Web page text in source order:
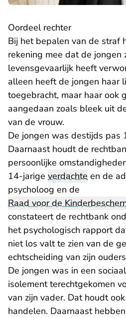
Oordeel rechter
Bij het bepalen van de straf
rekening mee dat de jongen
levensgevaarlijk heeft
alleen heeft de jongen haar
toegebracht, maar haar ook
aangedaan zoals bleek uit
van de vrouw.
De jongen was destijds pas
Daarnaast houdt de
persoonlijke
14-jarige verdachte en de
psycholoog en de
Raad voor de
constateert de rechtbank
het psychologisch rapport
niet los valt te zien van de
echtscheiding van zijn
De jongen was in een
isolement terechtgekomen
van zijn vader. Dat houdt
handelen. Daarnaast